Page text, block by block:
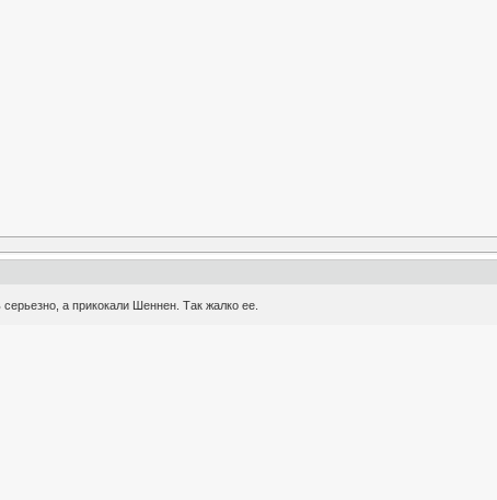
а прикокали Шеннен. Так жалко ее.